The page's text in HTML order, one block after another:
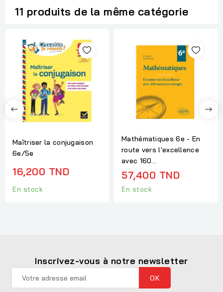
11 produits de la même catégorie
Maîtriser la conjugaison
6e/5e
16,200 TND
En stock
Mathématiques 6e - En
route vers l'excellence
avec 160...
57,400 TND
En stock
Inscrivez-vous à notre newsletter